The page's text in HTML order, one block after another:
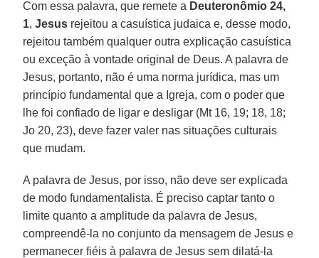
Com essa palavra, que remete a Deuteronômio 24,
1,Jesus rejeitou a casuística judaica e, desse modo,
rejeitou também qualquer outra explicação casuística
ou exceção à vontade original de Deus. A palavra de
Jesus, portanto, não é uma norma jurídica, mas um
princípio fundamental que a Igreja, com o poder que
lhe foi confiado de ligar e desligar (Mt 16, 19; 18, 18;
Jo 20, 23), deve fazer valer nas situações culturais
que mudam.
A palavra de Jesus, por isso, não deve ser explicada
de modo fundamentalista. É preciso captar tanto o
limite quanto a amplitude da palavra de Jesus,
compreendê-la no conjunto da mensagem de Jesus e
permanecer fiéis à palavra de Jesus sem dilatá-la